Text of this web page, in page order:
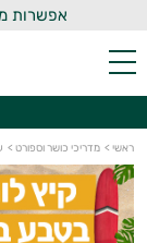
אפשרות
ראשי > מדריכי כושר וספורט >